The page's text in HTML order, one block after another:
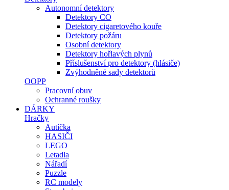
Autonomní detektory
Detektory CO
Detektory cigaretového kouře
Detektory požáru
Osobní detektory
Detektory hořlavých plynů
Příslušenství pro detektory (hlásiče)
Zvýhodněné sady detektorů
OOPP
Pracovní obuv
Ochranné roušky
DÁRKY
Hračky
Autíčka
HASIČI
LEGO
Letadla
Nářadí
Puzzle
RC modely